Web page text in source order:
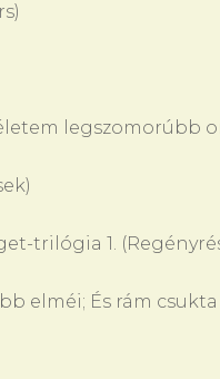
legszomorúbb
trilógia 1.
elméi; És rám